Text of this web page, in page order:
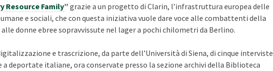
Resource Family” grazie a un progetto di Clarin, l’infrastruttura europea delle
e sociali, che con questa iniziativa vuole dare voce alle combattenti della
donne ebree sopravvissute nel lager a pochi chilometri da Berlino.
e trascrizione, da parte dell’Università di Siena, di cinque interviste
a deportate italiane, ora conservate presso la sezione archivi della Biblioteca